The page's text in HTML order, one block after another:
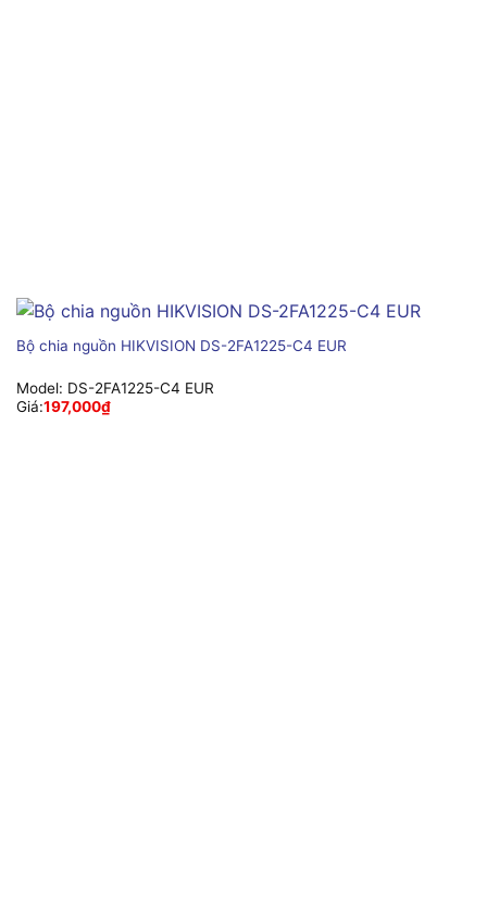
Bộ chia nguồn HIKVISION DS-2FA1225-C4 EUR
Model: DS-2FA1225-C4 EUR
Giá:197,000₫